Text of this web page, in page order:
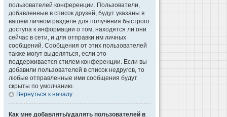
пользователей конференции. Пользователи,
добавленные в список друзей, будут указаны в
вашем личном разделе для получения быстрого
доступа к информации о том, находятся ли они
сейчас в сети, и для отправки им личных
сообщений. Сообщения от этих пользователей
также могут выделяться, если это
поддерживается стилем конференции. Если вы
добавили пользователей в список недругов, то
любые отправленные ими сообщения будут
скрыты по умолчанию.
Вернуться к началу
Как мне добавлять/удалять пользователей в